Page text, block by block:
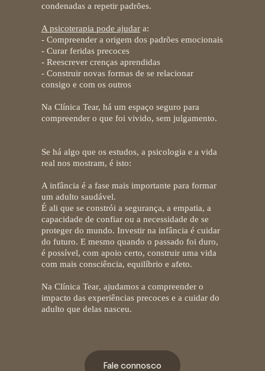
condenadas a repetir padrões.
A psicoterapia pode ajudar a:
- Compreender a origem dos padrões emocionais
- Curar feridas precoces
- Reescrever crenças aprendidas
- Construir novas formas de se relacionar
consigo e com os outros
Na Clínica Tear, há um espaço seguro para
compreender o que foi vivido, sem julgamento.
Se há algo que os estudos, a psicologia e a vida
real nos mostram, é isto:
A infância é a fase mais importante para formar
um adulto saudável.
É ali que se constrói a segurança, a empatia, a
capacidade de confiar ou a necessidade de se
proteger do mundo. Investir na infância é cuidar
do futuro. E mesmo quando o passado foi duro,
é possível, com apoio certo, construir uma vida
com mais consciência, equilíbrio e afeto.
Na Clínica Tear, ajudamos a compreender o
impacto das experiências precoces e a cuidar do
adulto que delas nasceu.
Fale connosco